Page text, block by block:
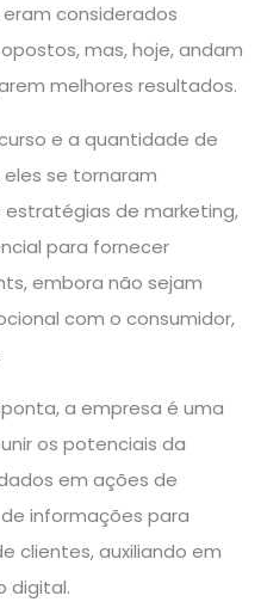
considerados
mas, hoje, andam
melhores resultados.
e a quantidade de
se tornaram
estratégias de marketing,
para fornecer
embora não sejam
com o consumidor,
a empresa é uma
os potenciais da
em ações de
informações para
clientes, auxiliando em
digital.